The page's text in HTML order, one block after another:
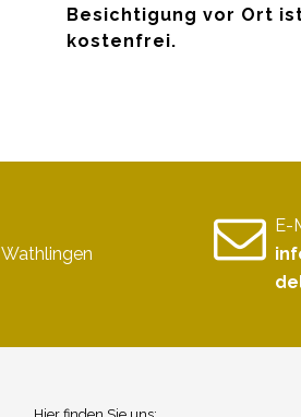
Besichtigung vor Ort
kostenfrei.
Wathlingen
E-